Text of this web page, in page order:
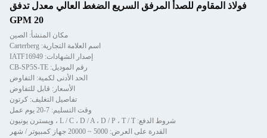
فولاذ المقاوم للصدأ المرفق السريع الضغط العالي معدل تدفق
20 GPM
مكان المنشأ: الصين
اسم العلامة التجارية: Carterberg
إصدار الشهادات: IATF16949
رقم الموديل: CB-SP5S-TE
الحد الأدنى لكمية: التفاوض
الأسعار: قابل للتفاوض
تفاصيل التغليف: كرتون
وقت التسليم: 7-20 يوم عمل
شروط الدفع: L / C ، D / A ، D / P ، T / T ، ويسترن يونيون
القدرة على العرض: 5000 ~ 20000 جهاز كمبيوتر / شهر